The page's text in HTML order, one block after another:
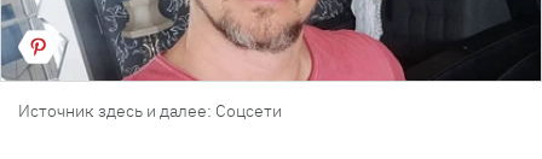
Источник здесь и далее: Соцсети